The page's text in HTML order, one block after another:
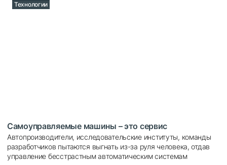
Технологии
Самоуправляемые машины – это сервис
Автопроизводители, исследовательские институты, команды
разработчиков пытаются выгнать из-за руля человека, отдав
управление бесстрастным автоматическим системам